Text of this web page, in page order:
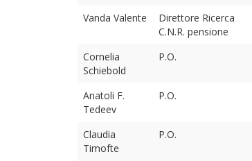
Vanda Valente
Direttore Ricerca
C.N.R. pensione
Cornelia
Schiebold
P.O.
Anatoli F.
Tedeev
P.O.
Claudia
Timofte
P.O.